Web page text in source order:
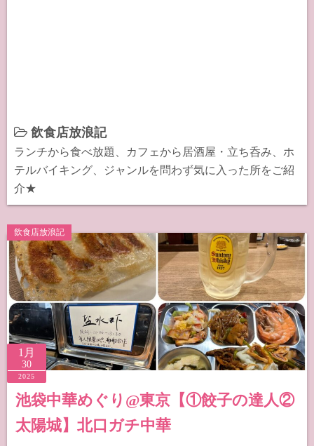
飲食店放浪記
ランチから食べ放題、カフェから居酒屋・立ち呑み、ホ
テルバイキング、ジャンルを問わず気に入った所をご紹
介★
飲食店放浪記
1月
30
2025
池袋中華めぐり@東京【①餃子の達人②
太陽城】北口ガチ中華